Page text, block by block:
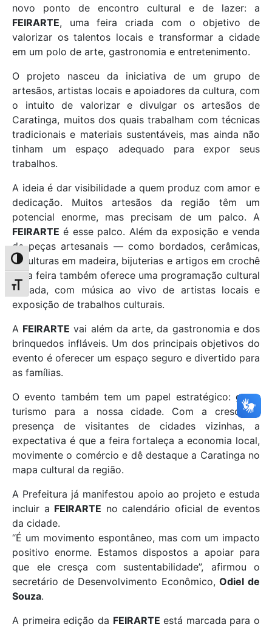
Alternar alto contraste
Alternar tamanho da fonte
novo ponto de encontro cultural e de lazer: a
FEIRARTE, uma feira criada com o objetivo de
valorizar os talentos locais e transformar a cidade
em um polo de arte, gastronomia e entretenimento.
O projeto nasceu da iniciativa de um grupo de
artesãos, artistas locais e apoiadores da cultura, com
o intuito de valorizar e divulgar os artesãos de
Caratinga, muitos dos quais trabalham com técnicas
tradicionais e materiais sustentáveis, mas ainda não
tinham um espaço adequado para expor seus
trabalhos.
A ideia é dar visibilidade a quem produz com amor e
dedicação. Muitos artesãos da região têm um
potencial enorme, mas precisam de um palco. A
FEIRARTE é esse palco. Além da exposição e venda
de peças artesanais — como bordados, cerâmicas,
esculturas em madeira, bijuterias e artigos em crochê
—, a feira também oferece uma programação cultural
variada, com música ao vivo de artistas locais e
exposição de trabalhos culturais.
A FEIRARTE vai além da arte, da gastronomia e dos
brinquedos infláveis. Um dos principais objetivos do
evento é oferecer um espaço seguro e divertido para
as famílias.
O evento também tem um papel estratégico: gerar
turismo para a nossa cidade. Com a crescente
presença de visitantes de cidades vizinhas, a
expectativa é que a feira fortaleça a economia local,
movimente o comércio e dê destaque a Caratinga no
mapa cultural da região.
A Prefeitura já manifestou apoio ao projeto e estuda
incluir a FEIRARTE no calendário oficial de eventos
da cidade.
“É um movimento espontâneo, mas com um impacto
positivo enorme. Estamos dispostos a apoiar para
que ele cresça com sustentabilidade”, afirmou o
secretário de Desenvolvimento Econômico,Odiel de
Souza.
A primeira edição da FEIRARTE está marcada para o